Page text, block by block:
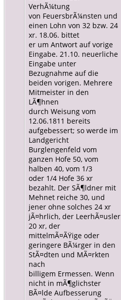
VerhÃ¼tung
von FeuersbrÃ¼nsten und
einen Lohn von 32 bzw. 24
xr. 18.06. bittet
er um Antwort auf vorige
Eingabe. 21.10. neuerliche
Eingabe unter
Bezugnahme auf die
beiden vorigen. Mehrere
Mitmeister in den
LÃ¶hnen
durch Weisung vom
12.06.1811 bereits
aufgebessert; so werde im
Landgericht
Burglengenfeld vom
ganzen Hofe 50, vom
halben 40, vom 1/3
oder 1/4 Hofe 36 xr
bezahlt. Der SÃ¶ldner mit
Mehnet reiche 30, und
jener ohne solches 24 xr
jÃ¤hrlich, der LeerhÃ¤usler
20 xr, der
mittelmÃ¤ÃŸige oder
geringere BÃ¼rger in den
StÃ¤dten und MÃ¤rkten
nach
billigem Ermessen. Wenn
nicht in mÃ¶glichster
BÃ¤lde Aufbesserung